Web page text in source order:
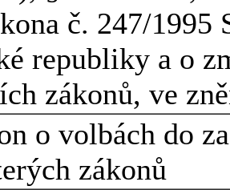
č. 247/1995
republiky a o
zákonů, ve
o volbách do
zákonů